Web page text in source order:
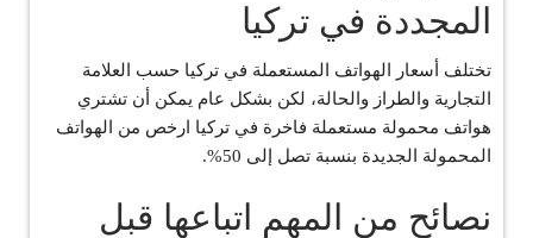
المجددة في تركيا
تختلف أسعار الهواتف المستعملة في تركيا حسب العلامة
التجارية والطراز والحالة، لكن بشكل عام يمكن أن تشتري
هواتف محمولة مستعملة فاخرة في تركيا ارخص من الهواتف
المحمولة الجديدة بنسبة تصل إلى 50%.
نصائح من المهم اتباعها قبل